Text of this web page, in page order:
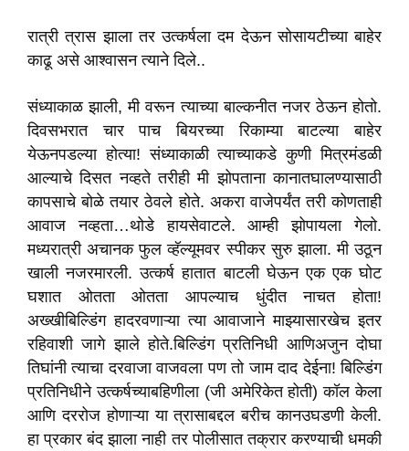
रात्री त्रास झाला तर उत्कर्षला दम देऊन सोसायटीच्या बाहेर
काढू असे आश्वासन त्याने दिले..
संध्याकाळ झाली, मी वरून त्याच्या बाल्कनीत नजर ठेऊन होतो.
दिवसभरात चार पाच बियरच्या रिकाम्या बाटल्या बाहेर
येऊनपडल्या होत्या! संध्याकाळी त्याच्याकडे कुणी मित्रमंडळी
आल्याचे दिसत नव्हते तरीही मी झोपताना कानातघालण्यासाठी
कापसाचे बोळे तयार ठेवले होते. अकरा वाजेपर्यंत तरी कोणताही
आवाज नव्हता…थोडे हायसेवाटले. आम्ही झोपायला गेलो.
मध्यरात्री अचानक फुल व्हॅल्यूमवर स्पीकर सुरु झाला. मी उठून
खाली नजरमारली. उत्कर्ष हातात बाटली घेऊन एक एक घोट
घशात ओतता ओतता आपल्याच धुंदीत नाचत होता!
अख्खीबिल्डिंग हादरवणाऱ्या त्या आवाजाने माझ्यासारखेच इतर
रहिवाशी जागे झाले होते.बिल्डिंग प्रतिनिधी आणिअजुन दोघा
तिघांनी त्याचा दरवाजा वाजवला पण तो जाम दाद देईना! बिल्डिंग
प्रतिनिधीने उत्कर्षच्याबहिणीला (जी अमेरिकेत होती) कॉल केला
आणि दररोज होणाऱ्या या त्रासाबद्दल बरीच कानउघडणी केली.
हा प्रकार बंद झाला नाही तर पोलीसात तक्रार करण्याची धमकी